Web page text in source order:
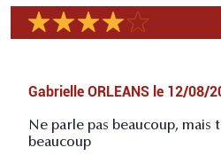
Gabrielle ORLEANS le 12/08/
Ne parle pas beaucoup, mais
beaucoup